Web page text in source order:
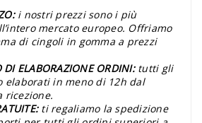
i nostri prezzi sono i più
mercato europeo. Offriamo
di cingoli in gomma a prezzi
ELABORAZIONE ORDINI: tutti gli
elaborati in meno di 12h dal
ricezione.
ti regaliamo la spedizione